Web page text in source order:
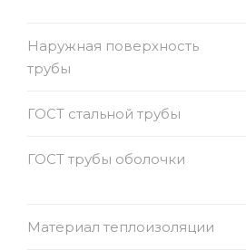
Наружная поверхность
трубы
ГОСТ стальной трубы
ГОСТ трубы оболочки
Материал теплоизоляции